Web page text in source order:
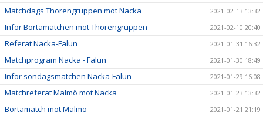
Matchdags Thorengruppen mot Nacka 2021-02-13 13:32
Inför Bortamatchen mot Thorengruppen 2021-02-10 20:40
Referat Nacka-Falun 2021-01-31 16:32
Matchprogram Nacka - Falun 2021-01-30 18:49
Inför söndagsmatchen Nacka-Falun 2021-01-29 16:08
Matchreferat Malmö mot Nacka 2021-01-23 13:32
Bortamatch mot Malmö 2021-01-21 21:19